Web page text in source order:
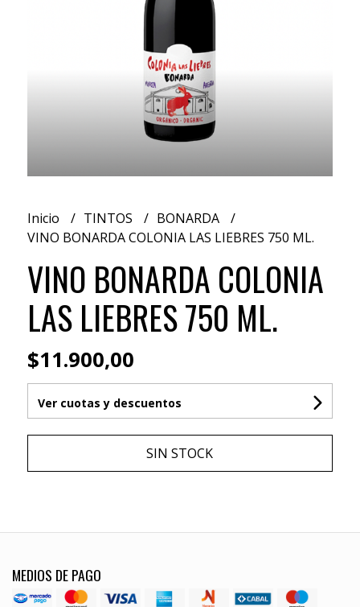
Inicio TINTOS
BONARDA
VINO BONARDA COLONIA LAS LIEBRES 750 ML.
VINO BONARDA COLONIA
LAS LIEBRES 750 ML.
$11.900,00
Ver cuotas y descuentos
SIN STOCK
MEDIOS DE PAGO